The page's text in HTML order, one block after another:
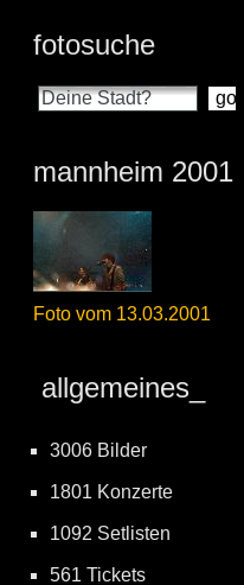
fotosuche
mannheim 2001
Foto vom 13.03.2001
allgemeines_
3006 Bilder
1801 Konzerte
1092 Setlisten
561 Tickets